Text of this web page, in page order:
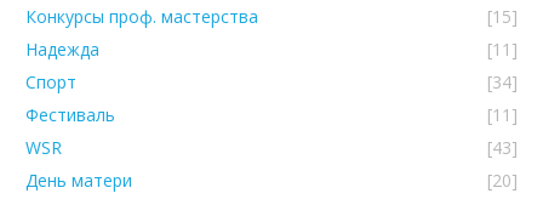
Конкурсы проф. мастерства
[15]
Надежда
[11]
Спорт
[34]
Фестиваль
[11]
WSR
[43]
День матери
[20]